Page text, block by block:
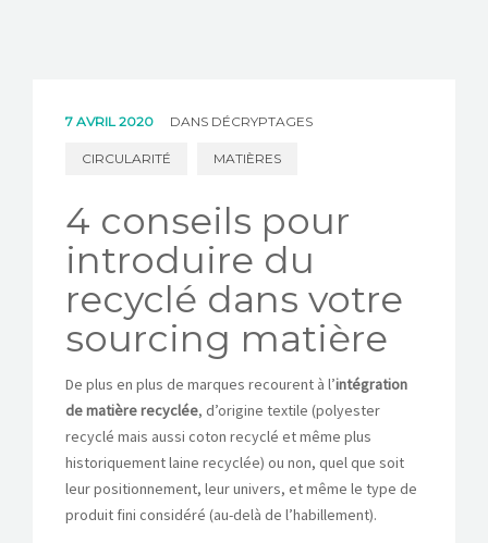
7 AVRIL 2020 DANS DÉCRYPTAGES
CIRCULARITÉ MATIÈRES
4 conseils pour
introduire du
recyclé dans votre
sourcing matière
De plus en plus de marques recourent à l’intégration
de matière recyclée, d’origine textile (polyester
recyclé mais aussi coton recyclé et même plus
historiquement laine recyclée) ou non, quel que soit
leur positionnement, leur univers, et même le type de
produit fini considéré (au-delà de l’habillement).